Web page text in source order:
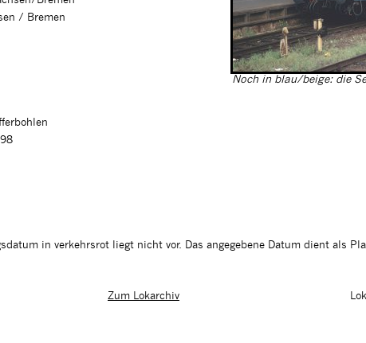
Noch in blau/beige: die
/ Bremen
in verkehrsrot liegt nicht vor. Das angegebene Datum dient als
Zum Lokarchiv